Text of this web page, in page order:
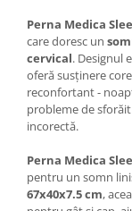
Perna Medica
care doresc un
cervical. Designul
oferă susținere
reconfortant -
probleme de
incorectă.
Perna Medica
pentru un somn
67x40x7.5 cm,